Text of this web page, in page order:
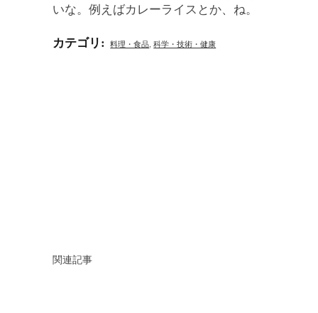
いな。例えばカレーライスとか、ね。
カテゴリ: 料理・食品, 科学・技術・健康
関連記事